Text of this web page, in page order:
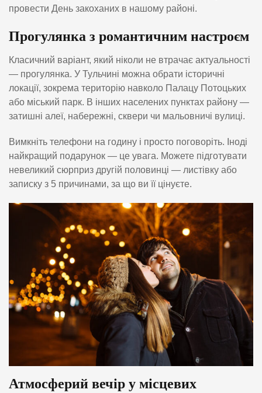
провести День закоханих в нашому районі.
Прогулянка з романтичним настроєм
Класичний варіант, який ніколи не втрачає актуальності
— прогулянка. У Тульчині можна обрати історичні
локації, зокрема територію навколо Палацу Потоцьких
або міський парк. В інших населених пунктах району —
затишні алеї, набережні, сквери чи мальовничі вулиці.
Вимкніть телефони на годину і просто поговоріть. Іноді
найкращий подарунок — це увага. Можете підготувати
невеликий сюрприз другій половинці — листівку або
записку з 5 причинами, за що ви її цінуєте.
Атмосферий вечір у місцевих